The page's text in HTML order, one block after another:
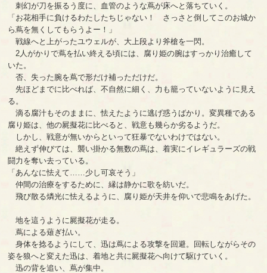
刺幻が刀を振るう度に、血管のような蔦が床へと落ちていく。
「お花相手に負けるわたしたちじゃない！ さっさと倒してこのお城か
ら蔦を無くしてもらうよー！」
戦線へと上がったユウェルが、大上段より斧槍を一閃。
2人がかりで蔦を払い終える頃には、腐り姫の腕はすっかり治癒して
いた。
否、失った腕を蔦で形だけ補っただけだ。
先ほどまでに比べれば、不自然に細く、力も籠っていないように見え
る。
滴る腐汁もそのままに、怯えたように逃げ惑うばかり。変異種である
腐り姫は、他の屍擬花に比べると、戦意も幾らか劣るようだ。
しかし、戦意が無いからといって狂暴でないわけではない。
絶えず伸びては、襲い掛かる無数の蔦は、着実にイレギュラーズの戦
闘力を奪い去っている。
「あんなに怯えて……少し可哀そう」
仲間の治療をするために、縁は静かに歌を紡いだ。
飛び散る燐光に怯えるように、腐り姫が天井を仰いで悲鳴をあげた。
地を這うように屍擬花が走る。
蔦による薙ぎ払い。
身体を捻るようにして、迅は蔦による攻撃を回避。回転しながらその
姿を狼へと変えた迅は、着地と共に屍擬花へ向けて駆けていく。
迅の背を追い、蔦が集中。